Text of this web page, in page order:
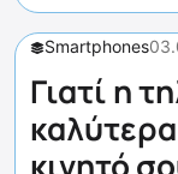
Smartphones
Γιατί η
κινητό